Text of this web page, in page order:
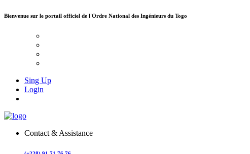
Bienvenue sur le portail officiel de l'Ordre National des Ingénieurs du Togo
Sing Up
Login
Contact & Assistance